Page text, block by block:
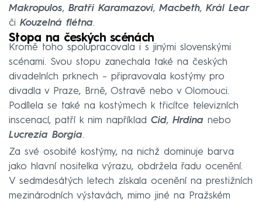
Makropulos, Bratři Karamazovi, Macbeth, Král Lear
či Kouzelná flétna.
Stopa na českých scénách
Kromě toho spolupracovala i s jinými slovenskými
scénami. Svou stopu zanechala také na českých
divadelních prknech – připravovala kostýmy pro
divadla v Praze, Brně, Ostravě nebo v Olomouci.
Podílela se také na kostýmech k třicítce televizních
inscenací, patří k nim například Cid, Hrdina nebo
Lucrezia Borgia.
Za své osobité kostýmy, na nichž dominuje barva
jako hlavní nositelka výrazu, obdržela řadu ocenění.
V sedmdesátých letech získala ocenění na prestižních
mezinárodních výstavách, mimo jiné na Pražském